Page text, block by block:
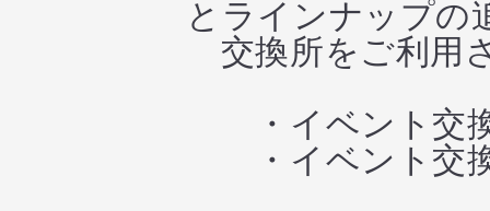
とラインナップの
交換所をご利用
・イベント交換
・イベント交換